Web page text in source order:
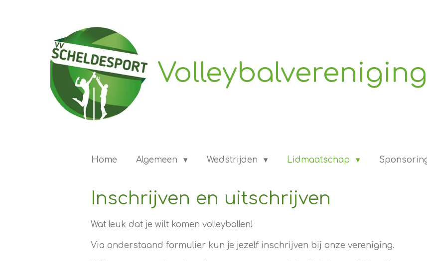
hoofdinhoud
Home Algemeen Wedstrijden Lidmaatschap
Inschrijven en uitschrijven
Wat leuk dat je wilt komen volleyballen!
Via onderstaand formulier kun je jezelf inschrijven bij onze vereniging.